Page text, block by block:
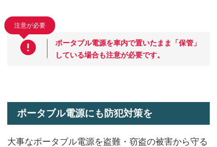
注意が必要
ポータブル電源を車内で置いたまま「保管」
している場合も注意が必要です。
ポータブル電源にも防犯対策を
大事なポータブル電源を盗難・窃盗の被害から守る